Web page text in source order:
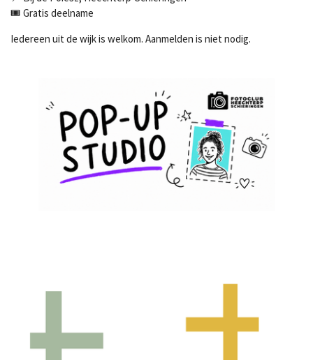
🎟 Gratis deelname
Iedereen uit de wijk is welkom. Aanmelden is niet nodig.